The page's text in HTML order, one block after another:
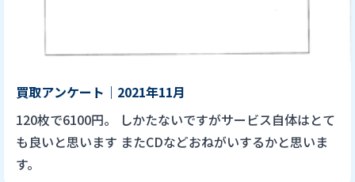
買取アンケート｜2021年11月
120枚で6100円。 しかたないですがサービス自体はとて
も良いと思います またCDなどおねがいするかと思いま
す。